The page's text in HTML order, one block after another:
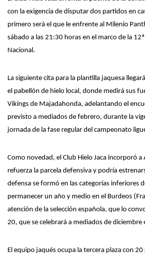
con la exigencia de disputar dos partidos en
primero será el que le enfrente al Milenio
sábado a las 21:30 horas en el marco de la
Nacional.
La siguiente cita para la plantilla jaquesa
el pabellón de hielo local, donde medirá sus
Vikings de Majadahonda, adelantando el
previsto a mediados de febrero, durante la
jornada de la fase regular del campeonato
Como novedad, el Club Hielo Jaca incorporó a
refuerza la parcela defensiva y podría
defensa se formó en las categorías inferiores
permanecer un año y medio en el Burdeos
atención de la selección española, que lo
20, que se celebrará a mediados de diciembre
El equipo jaqués ocupa la tercera plaza con